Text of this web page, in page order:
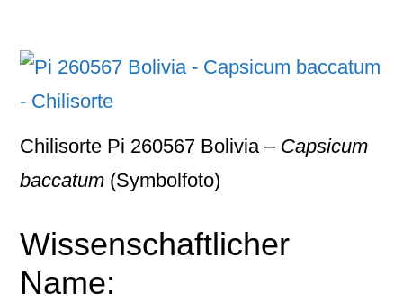
Chilisorte Pi 260567 Bolivia – Capsicum
baccatum (Symbolfoto)
Wissenschaftlicher
Name: